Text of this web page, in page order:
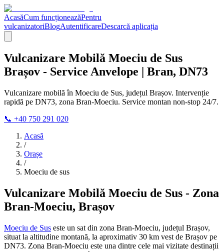
AcasăCum funcționeazăPentru
vulcanizatoriBlogAutentificareDescarcă aplicația
Vulcanizare Mobilă Moeciu de Sus
Brașov - Service Anvelope | Bran, DN73
Vulcanizare mobilă în Moeciu de Sus, județul Brașov. Intervenție
rapidă pe DN73, zona Bran-Moeciu. Service montan non-stop 24/7.
📞 +40 750 291 020
Acasă
/
Orașe
/
Moeciu de sus
Vulcanizare Mobilă Moeciu de Sus - Zona
Bran-Moeciu, Brașov
Moeciu de Sus este un sat din zona Bran-Moeciu, județul Brașov,
situat la altitudine montană, la aproximativ 30 km vest de Brașov pe
DN73. Zona Bran-Moeciu este una dintre cele mai vizitate destinații